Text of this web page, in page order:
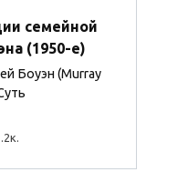
семейной
(1950-е)
Боуэн (Murray